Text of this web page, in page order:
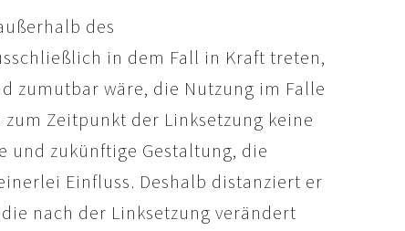
des
in dem Fall in Kraft treten,
zumutbar wäre, die Nutzung im Falle
Zeitpunkt der Linksetzung keine
und zukünftige Gestaltung, die
Einfluss. Deshalb distanziert er
nach der Linksetzung verändert